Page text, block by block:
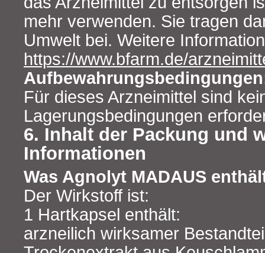
mehr verwenden. Sie tragen
Umwelt bei. Weitere
https://www.bfarm.de/
Für dieses Arzneimittel sind
Lagerungsbedingungen
6. Inhalt der Packung und
Informationen
Was Agnolyt MADAUS
Der Wirkstoff ist:
1 Hartkapsel enthält:
arzneilich wirksamer